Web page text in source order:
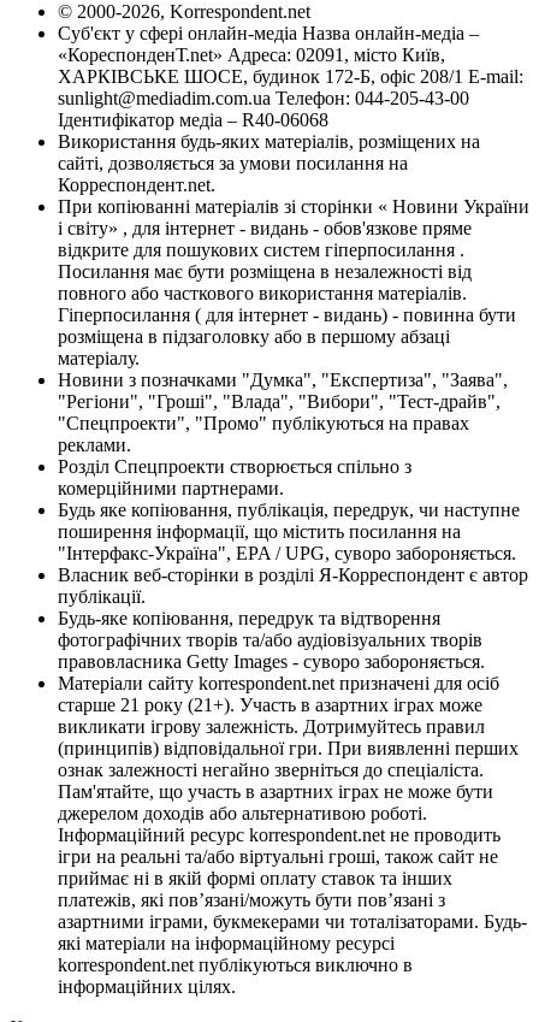
© 2000-2026, Korrespondent.net
Суб'єкт у сфері онлайн-медіа Назва онлайн-медіа –
«КореспонденТ.net» Адреса: 02091, місто Київ,
ХАРКІВСЬКЕ ШОСЕ, будинок 172-Б, офіс 208/1 E-mail:
sunlight@mediadim.com.ua Телефон: 044-205-43-00
Ідентифікатор медіа – R40-06068
Використання будь-яких матеріалів, розміщених на
сайті, дозволяється за умови посилання на
Корреспондент.net.
При копіюванні матеріалів зі сторінки « Новини України
і світу» , для інтернет - видань - обов'язкове пряме
відкрите для пошукових систем гіперпосилання .
Посилання має бути розміщена в незалежності від
повного або часткового використання матеріалів.
Гіперпосилання ( для інтернет - видань) - повинна бути
розміщена в підзаголовку або в першому абзаці
матеріалу.
Новини з позначками "Думка", "Експертиза", "Заява",
"Регіони", "Гроші", "Влада", "Вибори", "Тест-драйв",
"Спецпроекти", "Промо" публікуються на правах
реклами.
Розділ Спецпроекти створюється спільно з
комерційними партнерами.
Будь яке копіювання, публікація, передрук, чи наступне
поширення інформації, що містить посилання на
"Інтерфакс-Україна", EPA / UPG, суворо забороняється.
Власник веб-сторінки в розділі Я-Корреспондент є автор
публікації.
Будь-яке копіювання, передрук та відтворення
фотографічних творів та/або аудіовізуальних творів
правовласника Getty Images - суворо забороняється.
Матеріали сайту korrespondent.net призначені для осіб
старше 21 року (21+). Участь в азартних іграх може
викликати ігрову залежність. Дотримуйтесь правил
(принципів) відповідальної гри. При виявленні перших
ознак залежності негайно зверніться до спеціаліста.
Пам'ятайте, що участь в азартних іграх не може бути
джерелом доходів або альтернативою роботі.
Інформаційний ресурс korrespondent.net не проводить
ігри на реальні та/або віртуальні гроші, також сайт не
приймає ні в якій формі оплату ставок та інших
платежів, які пов’язані/можуть бути пов’язані з
азартними іграми, букмекерами чи тоталізаторами. Будь-
які матеріали на інформаційному ресурсі
korrespondent.net публікуються виключно в
інформаційних цілях.